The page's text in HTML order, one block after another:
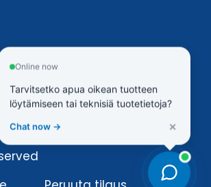
Online now
Tarvitsetko apua oikean tuotteen
löytämiseen tai teknisiä tuotetietoja?
Chat now → ×